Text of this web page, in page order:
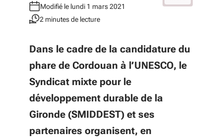
Modifié le lundi 1 mars 2021
2 minutes de lecture
Dans le cadre de la candidature du
phare de Cordouan à l’UNESCO, le
Syndicat mixte pour le
développement durable de la
Gironde (SMIDDEST) et ses
partenaires organisent, en